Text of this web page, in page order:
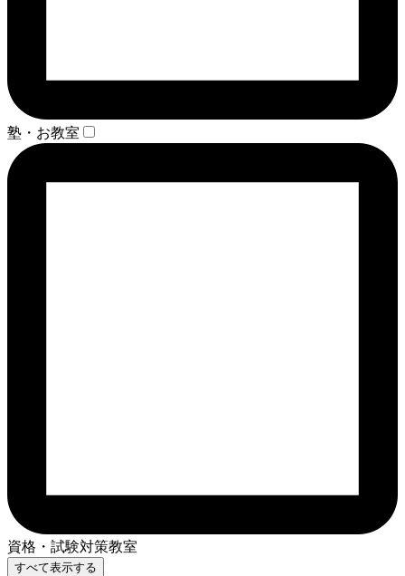
塾・お教室
資格・試験対策教室
すべて表示する